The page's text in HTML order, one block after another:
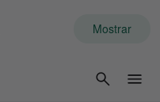
Mostrar